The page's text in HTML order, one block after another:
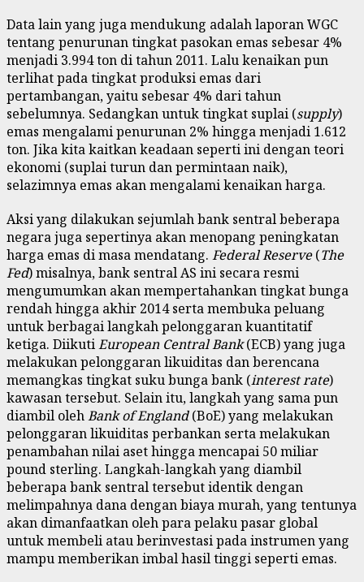
Data lain yang juga mendukung adalah laporan WGC
tentang penurunan tingkat pasokan emas sebesar 4%
menjadi 3.994 ton di tahun 2011. Lalu kenaikan pun
terlihat pada tingkat produksi emas dari
pertambangan, yaitu sebesar 4% dari tahun
sebelumnya. Sedangkan untuk tingkat suplai (supply)
emas mengalami penurunan 2% hingga menjadi 1.612
ton. Jika kita kaitkan keadaan seperti ini dengan teori
ekonomi (suplai turun dan permintaan naik),
selazimnya emas akan mengalami kenaikan harga.
Aksi yang dilakukan sejumlah bank sentral beberapa
negara juga sepertinya akan menopang peningkatan
harga emas di masa mendatang. Federal Reserve(The
Fed) misalnya, bank sentral AS ini secara resmi
mengumumkan akan mempertahankan tingkat bunga
rendah hingga akhir 2014 serta membuka peluang
untuk berbagai langkah pelonggaran kuantitatif
ketiga. DiikutiEuropean Central Bank(ECB) yang juga
melakukan pelonggaran likuiditas dan berencana
memangkas tingkat suku bunga bank (interest rate)
kawasan tersebut. Selain itu, langkah yang sama pun
diambil olehBank of England(BoE) yang melakukan
pelonggaran likuiditas perbankan serta melakukan
penambahan nilai aset hingga mencapai 50 miliar
pound sterling. Langkah-langkah yang diambil
beberapa bank sentral tersebut identik dengan
melimpahnya dana dengan biaya murah, yang tentunya
akan dimanfaatkan oleh para pelaku pasar global
untuk membeli atau berinvestasi pada instrumen yang
mampu memberikan imbal hasil tinggi seperti emas.